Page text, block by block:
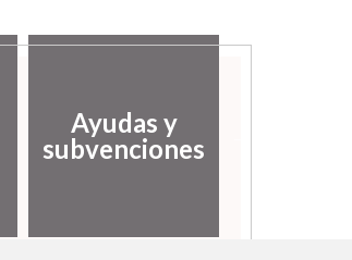
Ayudas y
subvenciones